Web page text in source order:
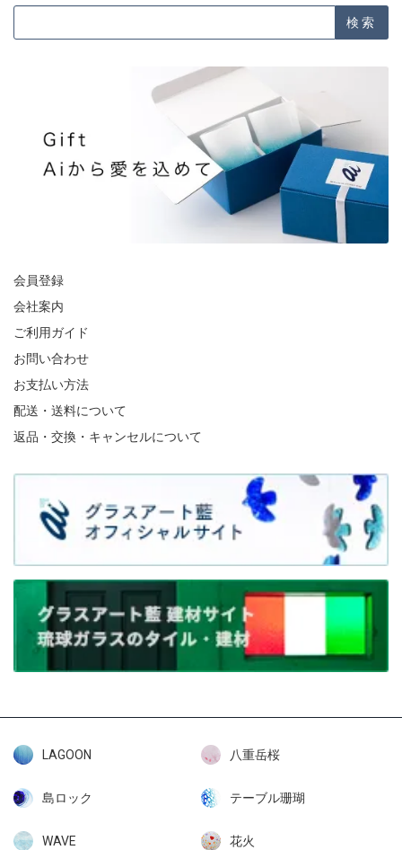
検索
会員登録
会社案内
ご利用ガイド
お問い合わせ
お支払い方法
配送・送料について
返品・交換・キャンセルについて
LAGOON 八重岳桜
島ロック テーブル珊瑚
WAVE 花火